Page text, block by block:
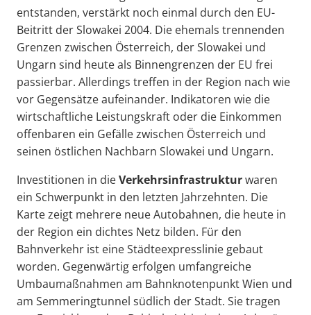
entstanden, verstärkt noch einmal durch den EU-
Beitritt der Slowakei 2004. Die ehemals trennenden
Grenzen zwischen Österreich, der Slowakei und
Ungarn sind heute als Binnengrenzen der EU frei
passierbar. Allerdings treffen in der Region nach wie
vor Gegensätze aufeinander. Indikatoren wie die
wirtschaftliche Leistungskraft oder die Einkommen
offenbaren ein Gefälle zwischen Österreich und
seinen östlichen Nachbarn Slowakei und Ungarn.
Investitionen in dieVerkehrsinfrastrukturwaren
ein Schwerpunkt in den letzten Jahrzehnten. Die
Karte zeigt mehrere neue Autobahnen, die heute in
der Region ein dichtes Netz bilden. Für den
Bahnverkehr ist eine Städteexpresslinie gebaut
worden. Gegenwärtig erfolgen umfangreiche
Umbaumaßnahmen am Bahnknotenpunkt Wien und
am Semmeringtunnel südlich der Stadt. Sie tragen